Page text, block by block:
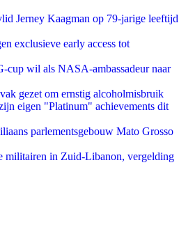
Jerney Kaagman op 79-jarige leeftijd
exclusieve early access tot
cup wil als NASA-ambassadeur naar
gezet om ernstig alcoholmisbruik
eigen "Platinum" achievements dit
parlementsgebouw Mato Grosso
militairen in Zuid-Libanon, vergelding